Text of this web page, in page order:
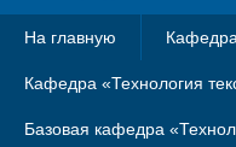
На главную
Кафедра «Технология
Базовая кафедра